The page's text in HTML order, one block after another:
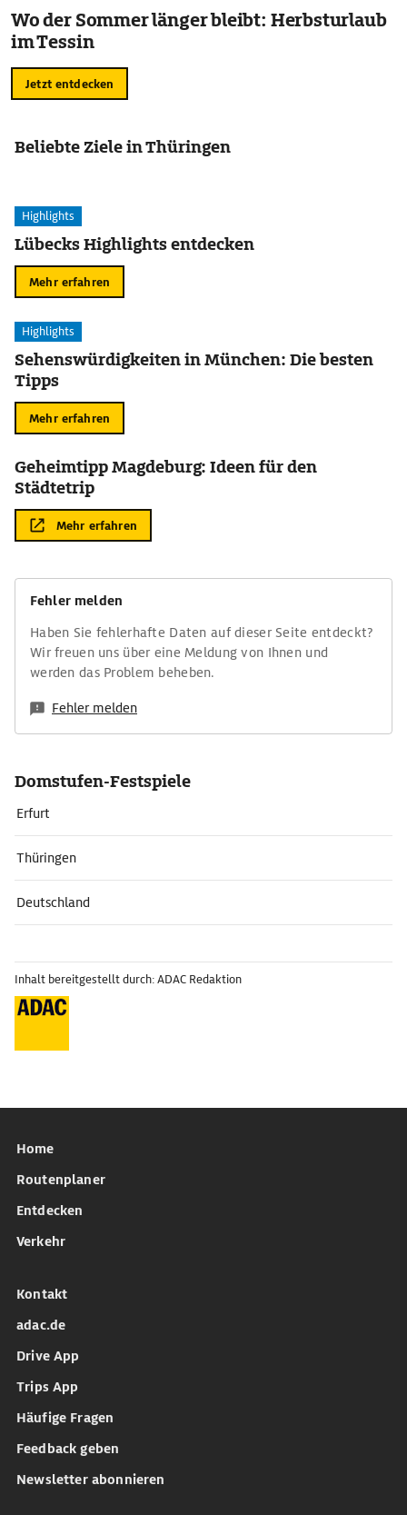
Wo der Sommer länger bleibt: Herbsturlaub
im Tessin
Jetzt entdecken
Beliebte Ziele in Thüringen
Highlights
Lübecks Highlights entdecken
Mehr erfahren
Highlights
Sehenswürdigkeiten in München: Die besten
Tipps
Mehr erfahren
Geheimtipp Magdeburg: Ideen für den
Städtetrip
Mehr erfahren
Fehler melden
Haben Sie fehlerhafte Daten auf dieser Seite entdeckt?
Wir freuen uns über eine Meldung von Ihnen und
werden das Problem beheben.
Fehler melden
Domstufen-Festspiele
Erfurt
Thüringen
Deutschland
Inhalt bereitgestellt durch: ADAC Redaktion
Home
Routenplaner
Entdecken
Verkehr
Kontakt
adac.de
Drive App
Trips App
Häufige Fragen
Feedback geben
Newsletter abonnieren